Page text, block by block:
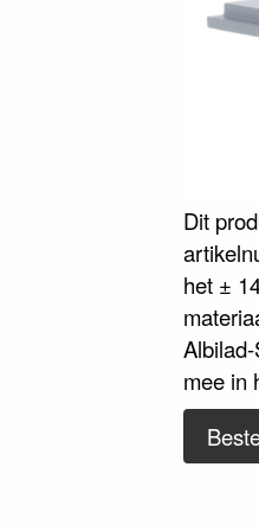
Dit
het ±
mee in